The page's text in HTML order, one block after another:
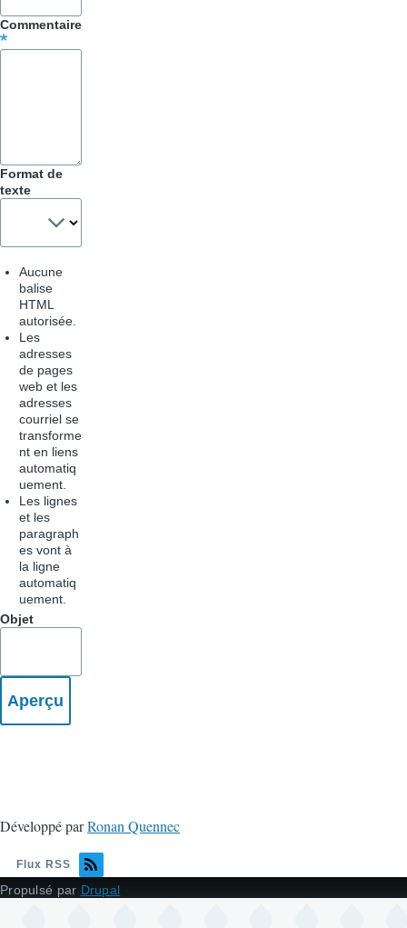
Commentaire
Format de
texte
Aucune
balise
HTML
autorisée.
Les
adresses
de pages
web et les
adresses
courriel se
transforme
nt en liens
automatiq
uement.
Les lignes
et les
paragraph
es vont à
la ligne
automatiq
uement.
Objet
Développé parRonan Quennec
Flux RSS
Propulsé par Drupal